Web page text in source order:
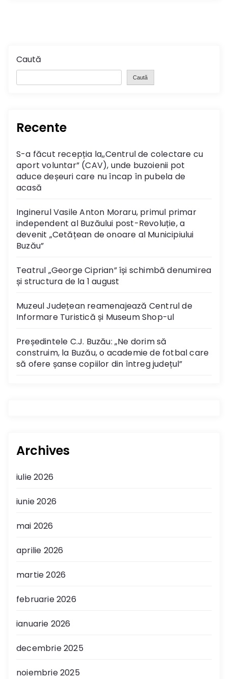
Caută
Caută
Recente
S-a făcut recepția la,,Centrul de colectare cu
aport voluntar” (CAV), unde buzoienii pot
aduce deșeuri care nu încap în pubela de
acasă
Inginerul Vasile Anton Moraru, primul primar
independent al Buzăului post-Revoluție, a
devenit „Cetățean de onoare al Municipiului
Buzău”
Teatrul „George Ciprian” își schimbă denumirea
și structura de la 1 august
Muzeul Județean reamenajează Centrul de
Informare Turistică și Museum Shop-ul
Președintele C.J. Buzău: „Ne dorim să
construim, la Buzău, o academie de fotbal care
să ofere șanse copiilor din întreg județul”
Archives
iulie 2026
iunie 2026
mai 2026
aprilie 2026
martie 2026
februarie 2026
ianuarie 2026
decembrie 2025
noiembrie 2025